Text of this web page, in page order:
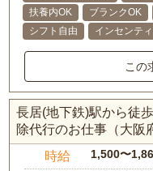
扶養内OK
ブランクOK
シフト自由
インセンテ
この
長居(地下鉄)駅から徒
除代行のお仕事（大阪
時給 1,500〜